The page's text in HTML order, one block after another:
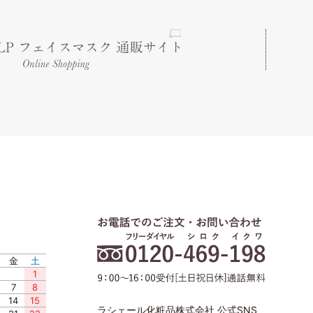
金
土
1
7
8
14
15
ラシェール化粧品株式会社 公式SNS